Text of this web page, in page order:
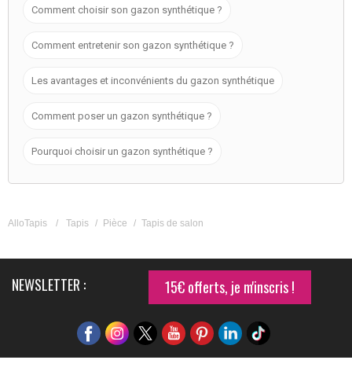
Comment choisir son gazon synthétique ?
Comment entretenir son gazon synthétique ?
Les avantages et inconvénients du gazon synthétique
Comment poser un gazon synthétique ?
Pourquoi choisir un gazon synthétique ?
AlloTapis / Tapis / Pièce / Tapis de salon
NEWSLETTER : 15€ offerts, je m'inscris !